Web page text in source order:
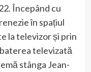
Începând cu
în spațiul
la televizor și prin
televizată
stânga Jean-